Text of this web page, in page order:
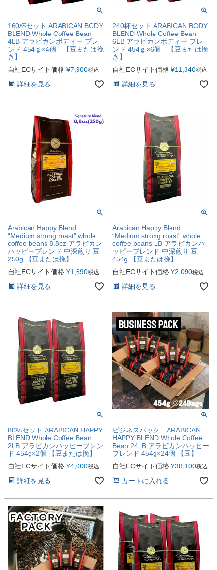
160杯セット ARABICAN BODY
BLEND Whole Coffee Bean
4LB アラビカンボディー ブレ
ンド 454ｇ×4個 【豆または挽
き】
自社ECサイト価格 ¥7,900税込
詳細を見る
240杯セット ARABICAN BODY
BLEND Whole Coffee Bean
6LB アラビカンボディー ブレ
ンド 454ｇ×6個 【豆または挽
き】
自社ECサイト価格 ¥11,340税込
詳細を見る
Arabican Happy Blend
“Medium strong roast” whole
coffee beans 8.8oz アラビカン
ハッピーブレンド 中深煎り 豆
250g 【豆または挽】
自社ECサイト価格 ¥1,690税込
詳細を見る
Arabican Happy Blend
“Medium strong roast” whole
coffee beans LB アラビカンハ
ッピーブレンド 中深煎り 豆
454g 【豆または挽】
自社ECサイト価格 ¥2,090税込
詳細を見る
80杯セット ARABICAN HAPPY
BLEND Whole Coffee Bean
2LB アラビカンハッピーブレン
ド 454g×2個 【豆または挽】
自社ECサイト価格 ¥4,000税込
詳細を見る
ビジネスパック ARABICAN
HAPPY BLEND Whole Coffee
Bean 24LB アラビカンハッピー
ブレンド 454g×24個 【豆】
自社ECサイト価格 ¥38,100税込
カートに入れる